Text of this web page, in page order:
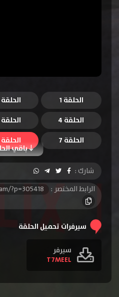
الحلقة 1 الحلقة 2
الحلقة 4
الحلقة 5
باقي
الحلقة 7 الحلقة 8
شارك :
الرابط المختصر :
?p=305418
سيرفرات تحميل الحلقة
سيرفر
T7MEEL